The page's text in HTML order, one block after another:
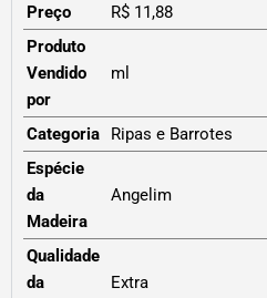
Preço
R$ 11,88
Produto
Vendido
por
ml
Categoria
Ripas e Barrotes
Espécie
da
Madeira
Angelim
Qualidade
da
Extra